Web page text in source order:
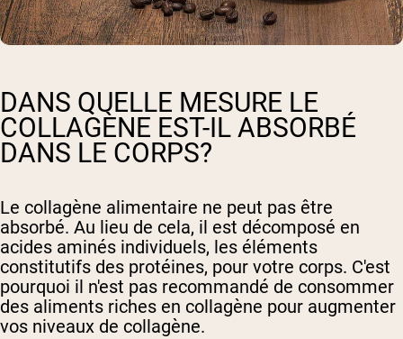
DANS QUELLE MESURE LE
COLLAGÈNE EST-IL ABSORBÉ
DANS LE CORPS?
Le collagène alimentaire ne peut pas être
absorbé. Au lieu de cela, il est décomposé en
acides aminés individuels, les éléments
constitutifs des protéines, pour votre corps. C'est
pourquoi il n'est pas recommandé de consommer
des aliments riches en collagène pour augmenter
vos niveaux de collagène.